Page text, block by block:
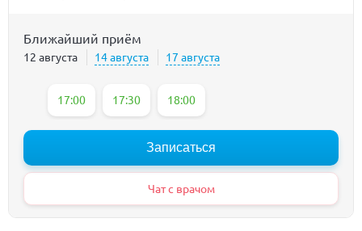
Ближайший приём
12 августа 14 августа 17 августа
17:00 17:30 18:00
Записаться
Чат с врачом